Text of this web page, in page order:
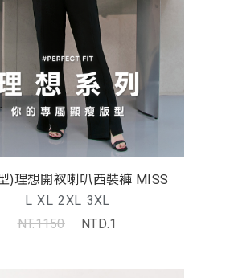
)理想開衩喇叭西裝褲 MISS
L XL 2XL 3XL
NT.1150
NTD.1